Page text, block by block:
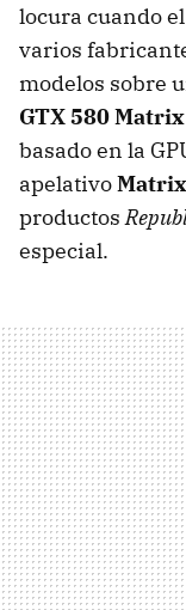
locura cuando
varios
modelos sobre
GTX580 Matrix
basado en la
apelativoMatrix
productos
especial.